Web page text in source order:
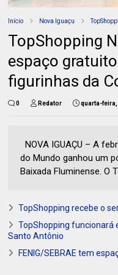
Início Nova Iguaçu
TopShopping
espaço
figurinhas da
0 Redator quarta-feira,
NOVA IGUAÇU – A
do Mundo ganhou um
Baixada Fluminense. O
TopShopping recebe o
TopShopping funcionará
Santo Antônio
FENIG/SEBRAE tem